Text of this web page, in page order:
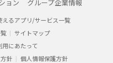
ョン グループ企業情報
えるアプリ/サービス一覧
サイトマップ
にあたって
針
個人情報保護方針